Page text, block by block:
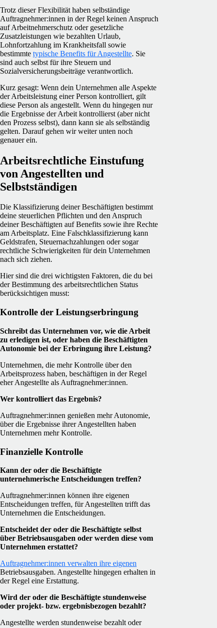
Trotz dieser Flexibilität haben selbständige
Auftragnehmer:innen in der Regel keinen Anspruch
auf Arbeitnehmerschutz oder gesetzliche
Zusatzleistungen wie bezahlten Urlaub,
Lohnfortzahlung im Krankheitsfall sowie
bestimmte typische Benefits für Angestellte. Sie
sind auch selbst für ihre Steuern und
Sozialversicherungsbeiträge verantwortlich.
Kurz gesagt: Wenn dein Unternehmen alle Aspekte
der Arbeitsleistung einer Person kontrolliert, gilt
diese Person als angestellt. Wenn du hingegen nur
die Ergebnisse der Arbeit kontrollierst (aber nicht
den Prozess selbst), dann kann sie als selbständig
gelten. Darauf gehen wir weiter unten noch
genauer ein.
Arbeitsrechtliche Einstufung
von Angestellten und
Selbstständigen
Die Klassifizierung deiner Beschäftigten bestimmt
deine steuerlichen Pflichten und den Anspruch
deiner Beschäftigten auf Benefits sowie ihre Rechte
am Arbeitsplatz. Eine Falschklassifizierung kann
Geldstrafen, Steuernachzahlungen oder sogar
rechtliche Schwierigkeiten für dein Unternehmen
nach sich ziehen.
Hier sind die drei wichtigsten Faktoren, die du bei
der Bestimmung des arbeitsrechtlichen Status
berücksichtigen musst:
Kontrolle der Leistungserbringung
Schreibt das Unternehmen vor, wie die Arbeit
zu erledigen ist, oder haben die Beschäftigten
Autonomie bei der Erbringung ihre Leistung?
Unternehmen, die mehr Kontrolle über den
Arbeitsprozess haben, beschäftigen in der Regel
eher Angestellte als Auftragnehmer:innen.
Wer kontrolliert das Ergebnis?
Auftragnehmer:innen genießen mehr Autonomie,
über die Ergebnisse ihrer Angestellten haben
Unternehmen mehr Kontrolle.
Finanzielle Kontrolle
Kann der oder die Beschäftigte
unternehmerische Entscheidungen treffen?
Auftragnehmer:innen können ihre eigenen
Entscheidungen treffen, für Angestellten trifft das
Unternehmen die Entscheidungen.
Entscheidet der oder die Beschäftigte selbst
über Betriebsausgaben oder werden diese vom
Unternehmen erstattet?
Auftragnehmer:innen verwalten ihre eigenen
Betriebsausgaben. Angestellte hingegen erhalten in
der Regel eine Erstattung.
Wird der oder die Beschäftigte stundenweise
oder projekt- bzw. ergebnisbezogen bezahlt?
Angestellte werden stundenweise bezahlt oder